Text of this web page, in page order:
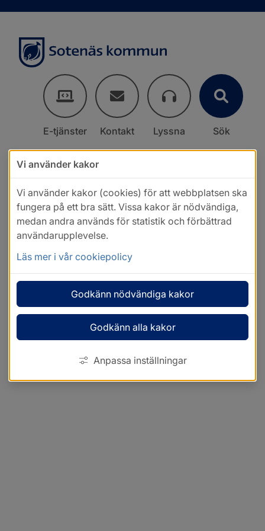
E-tjänster Kontakt Lyssna Sök
Vi använder kakor
Vi använder kakor (cookies) för att webbplatsen ska
fungera på ett bra sätt. Vissa kakor är nödvändiga,
medan andra används för statistik och förbättrad
användarupplevelse.
Läs mer i vår cookiepolicy
Godkänn nödvändiga kakor
Godkänn alla kakor
Anpassa inställningar